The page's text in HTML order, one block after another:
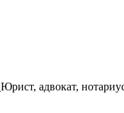
Юрист, адвокат,